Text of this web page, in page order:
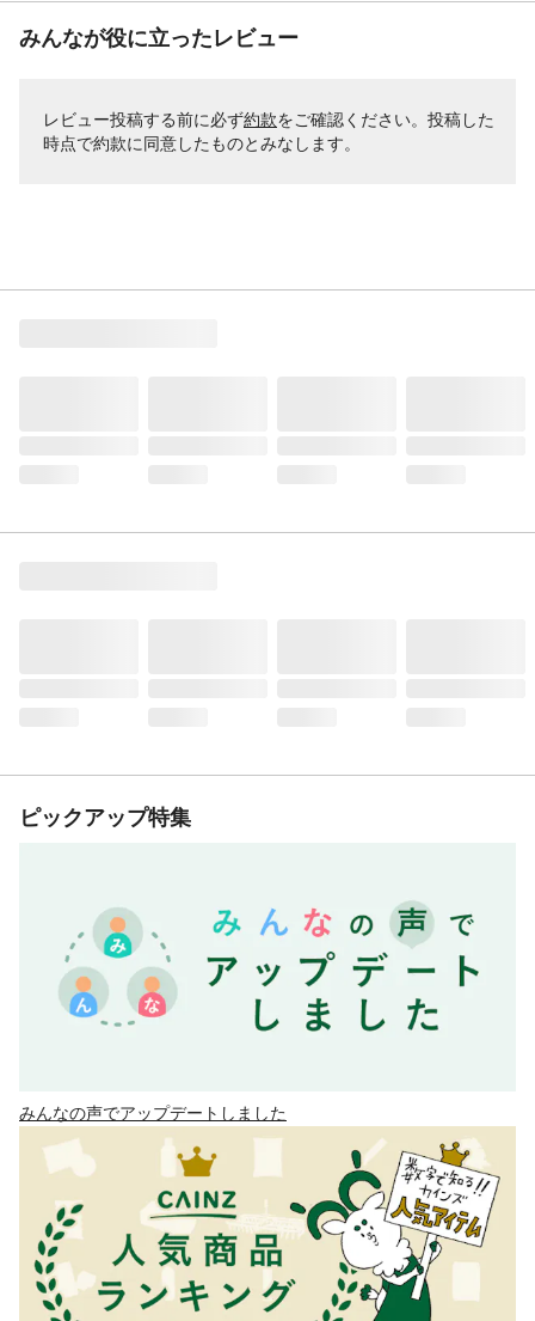
みんなが役に立ったレビュー
レビュー投稿する前に必ず約款をご確認ください。投稿した
時点で約款に同意したものとみなします。
ピックアップ特集
みんなの声でアップデートしました